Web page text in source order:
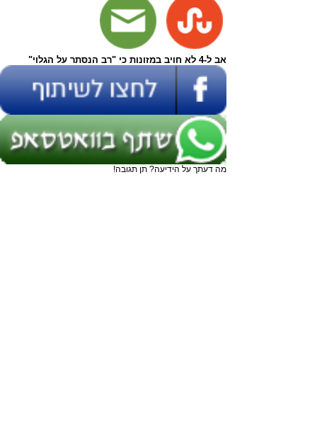
אב ל-4 לא חויב במזונות כי "רב הנסתר על הגלוי"
מה דעתך על הידיעה? תן תגובה!